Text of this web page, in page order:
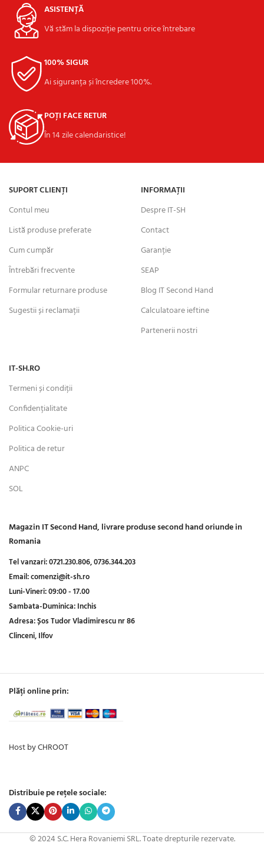
ASISTENȚĂ
Vă stăm la dispoziție pentru orice întrebare
100% SIGUR
Ai siguranța și încredere 100%.
POȚI FACE RETUR
În 14 zile calendaristice!
SUPORT CLIENȚI
Contul meu
Listă produse preferate
Cum cumpăr
Întrebări frecvente
Formular returnare produse
Sugestii și reclamații
INFORMAȚII
Despre IT-SH
Contact
Garanție
SEAP
Blog IT Second Hand
Calculatoare ieftine
Partenerii nostri
IT-SH.RO
Termeni și condiții
Confidențialitate
Politica Cookie-uri
Politica de retur
ANPC
SOL
Magazin IT Second Hand, livrare produse second hand oriunde in
Romania
Tel vanzari:0721.230.806,0736.344.203
Email:comenzi@it-sh.ro
Luni-Vineri:09:00 - 17.00
Sambata-Duminica:Inchis
Adresa:Șos Tudor Vladimirescu nr 86
Clinceni, Ilfov
Plăți online prin:
Host by CHROOT
Distribuie pe rețele sociale:
© 2024 S.C. Hera Rovaniemi SRL. Toate drepturile rezervate.